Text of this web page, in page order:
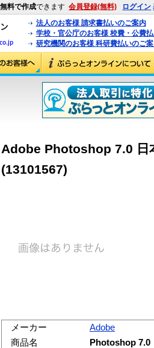
無料で作成できます 会員登録(無料) ログイン
法人のお客様 請求書払いのご案内
学校・官公庁のお客様 校費・公費
研究機関のお客様 科研費払いのご
Adobe Photoshop 7.0
(13101567)
メーカー
Adobe
商品名
Photoshop 7.0